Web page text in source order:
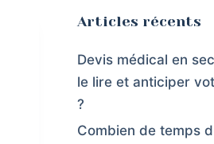
Articles récents
Devis médical en
le lire et anticiper
?
Combien de temps